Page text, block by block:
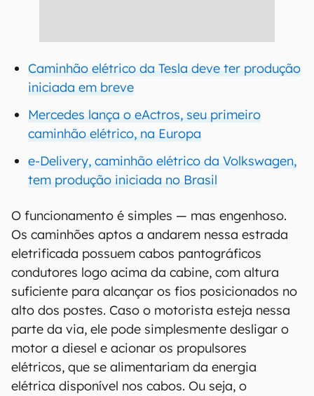
Caminhão elétrico da Tesla deve ter produção
iniciada em breve
Mercedes lança o eActros, seu primeiro
caminhão elétrico, na Europa
e-Delivery, caminhão elétrico da Volkswagen,
tem produção iniciada no Brasil
O funcionamento é simples — mas engenhoso.
Os caminhões aptos a andarem nessa estrada
eletrificada possuem cabos pantográficos
condutores logo acima da cabine, com altura
suficiente para alcançar os fios posicionados no
alto dos postes. Caso o motorista esteja nessa
parte da via, ele pode simplesmente desligar o
motor a diesel e acionar os propulsores
elétricos, que se alimentariam da energia
elétrica disponível nos cabos. Ou seja, o